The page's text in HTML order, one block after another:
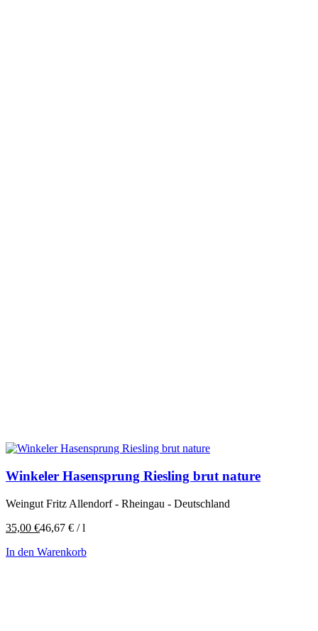
Winkeler Hasensprung Riesling brut nature
Weingut Fritz Allendorf - Rheingau - Deutschland
35,00 €46,67 € /l
In den Warenkorb